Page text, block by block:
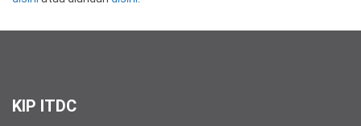
KIP ITDC